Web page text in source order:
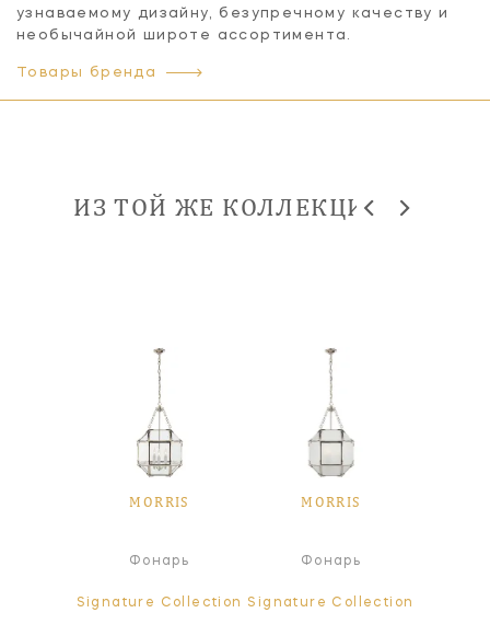
узнаваемому дизайну, безупречному качеству и
необычайной широте ассортимента.
Товары бренда
ИЗ ТОЙ ЖЕ КОЛЛЕКЦИИ
MORRIS
Фонарь
Signature Collection
MORRIS
Фонарь
Signature Collection